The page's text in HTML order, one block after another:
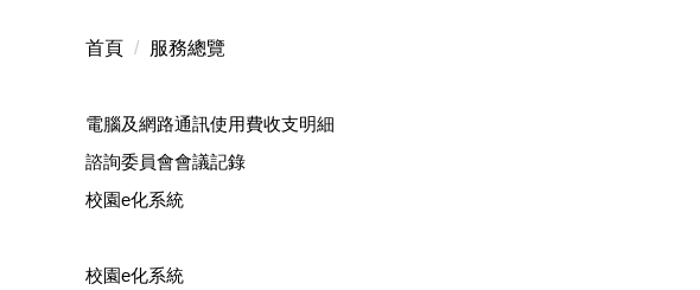
首頁 服務總覽
電腦及網路通訊使用費收支明細
諮詢委員會會議記錄
校園e化系統
校園e化系統